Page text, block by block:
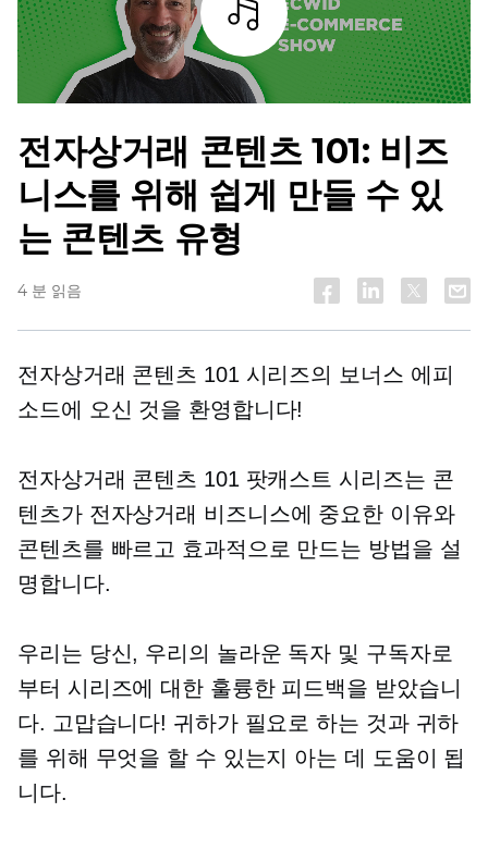
조각
전자상거래 콘텐츠 101: 비즈
니스를 위해 쉽게 만들 수 있
는 콘텐츠 유형
4 분 읽음
전자상거래 콘텐츠 101 시리즈의 보너스 에피
소드에 오신 것을 환영합니다!
전자상거래 콘텐츠 101 팟캐스트 시리즈는 콘
텐츠가 전자상거래 비즈니스에 중요한 이유와
콘텐츠를 빠르고 효과적으로 만드는 방법을 설
명합니다.
우리는 당신, 우리의 놀라운 독자 및 구독자로
부터 시리즈에 대한 훌륭한 피드백을 받았습니
다. 고맙습니다! 귀하가 필요로 하는 것과 귀하
를 위해 무엇을 할 수 있는지 아는 데 도움이 됩
니다.